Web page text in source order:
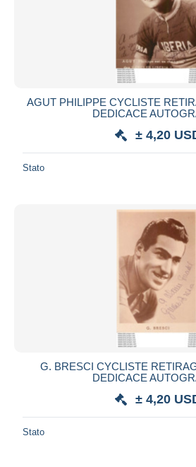
AGUT PHILIPPE CYCLISTE
DEDICACE
± 4,20
Stato
G. BRESCI CYCLISTE
DEDICACE
± 4,20
Stato